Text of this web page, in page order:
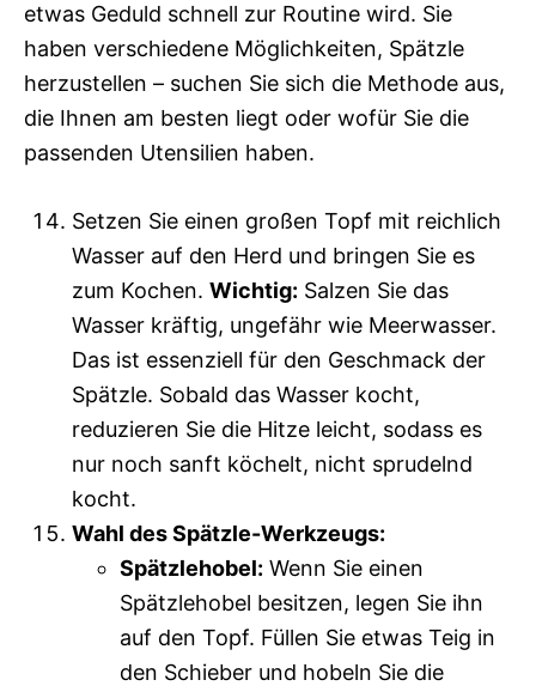
etwas Geduld schnell zur Routine wird. Sie
haben verschiedene Möglichkeiten, Spätzle
herzustellen – suchen Sie sich die Methode aus,
die Ihnen am besten liegt oder wofür Sie die
passenden Utensilien haben.
Setzen Sie einen großen Topf mit reichlich
Wasser auf den Herd und bringen Sie es
zum Kochen. Wichtig: Salzen Sie das
Wasser kräftig, ungefähr wie Meerwasser.
Das ist essenziell für den Geschmack der
Spätzle. Sobald das Wasser kocht,
reduzieren Sie die Hitze leicht, sodass es
nur noch sanft köchelt, nicht sprudelnd
kocht.
Wahl des Spätzle-Werkzeugs:
Spätzlehobel: Wenn Sie einen
Spätzlehobel besitzen, legen Sie ihn
auf den Topf. Füllen Sie etwas Teig in
den Schieber und hobeln Sie die